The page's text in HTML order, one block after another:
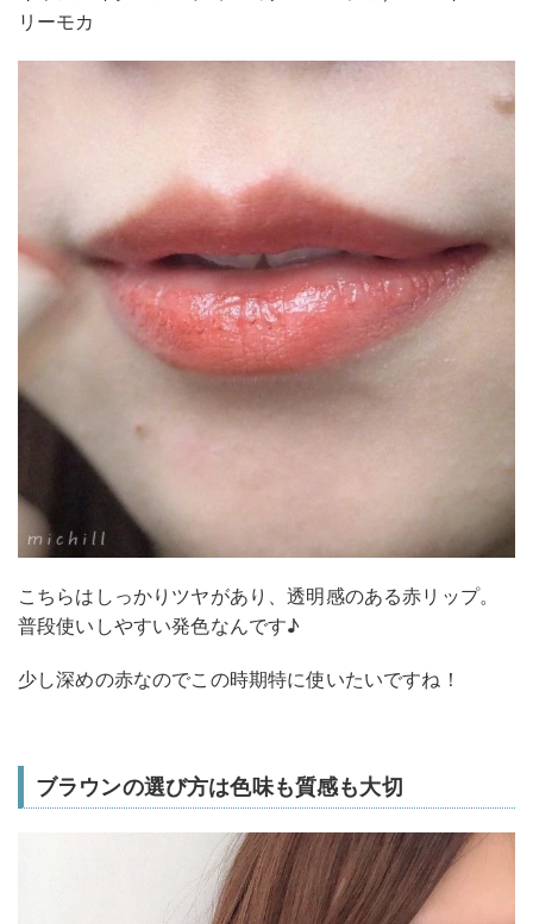
リーモカ
こちらはしっかりツヤがあり、透明感のある赤リップ。
普段使いしやすい発色なんです♪
少し深めの赤なのでこの時期特に使いたいですね！
ブラウンの選び方は色味も質感も大切